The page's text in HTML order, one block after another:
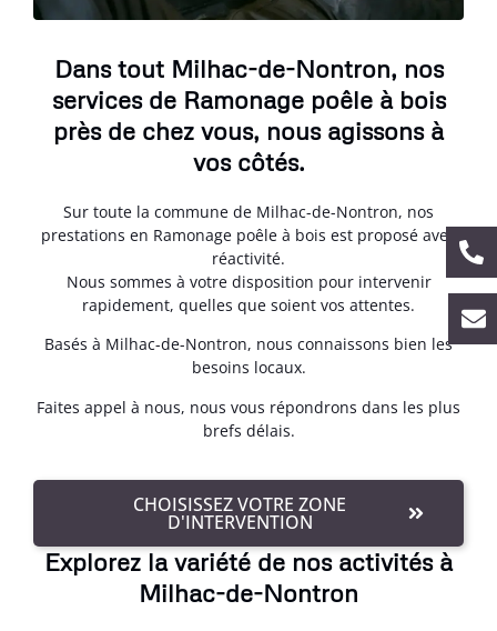
Dans tout Milhac-de-Nontron, nos
services de Ramonage poêle à bois
près de chez vous, nous agissons à
vos côtés.
Sur toute la commune de Milhac-de-Nontron, nos
prestations en Ramonage poêle à bois est proposé avec
réactivité.
Nous sommes à votre disposition pour intervenir
rapidement, quelles que soient vos attentes.
Basés à Milhac-de-Nontron, nous connaissons bien les
besoins locaux.
Faites appel à nous, nous vous répondrons dans les plus
brefs délais.
CHOISISSEZ VOTRE ZONE
D'INTERVENTION
Explorez la variété de nos activités à
Milhac-de-Nontron